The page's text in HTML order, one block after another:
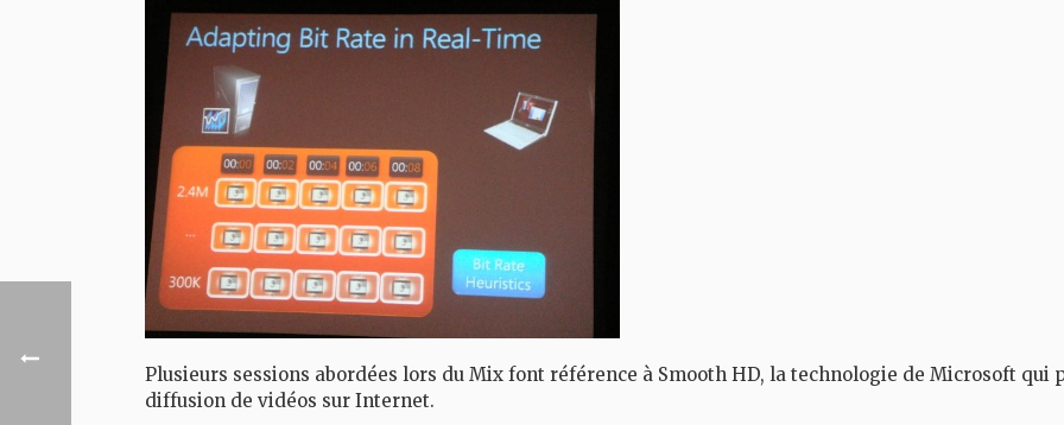
Plusieurs sessions abordées lors du Mix font référence à Smooth HD, la technologie de Microsoft
diffusion de vidéos sur Internet.